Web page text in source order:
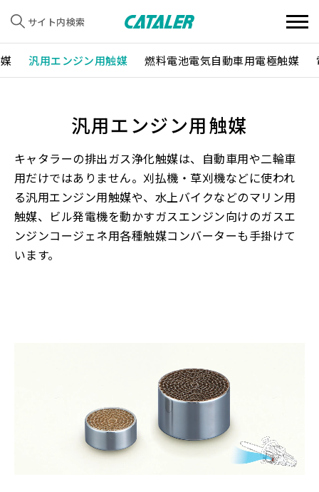
サイト内検索
汎用エンジン用触媒 燃料電池電気自動車用電極触媒
汎用エンジン用触媒
キャタラーの排出ガス浄化触媒は、自動車用や二輪車
用だけではありません。刈払機・草刈機などに使われ
る汎用エンジン用触媒や、水上バイクなどのマリン用
触媒、ビル発電機を動かすガスエンジン向けのガスエ
ンジンコージェネ用各種触媒コンバーターも手掛けて
います。